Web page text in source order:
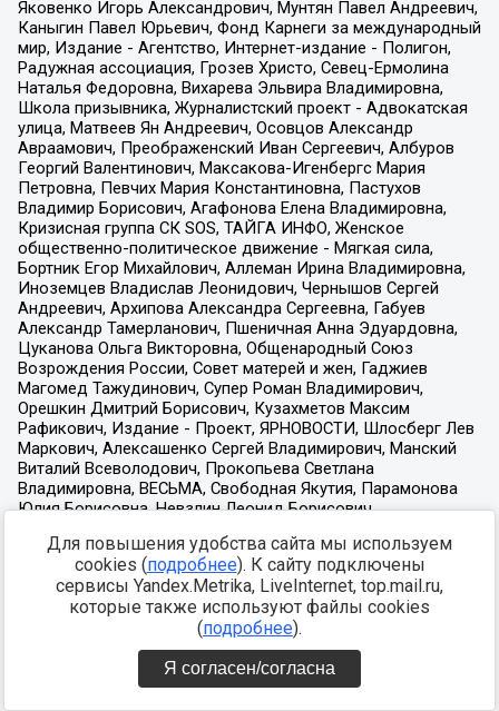
Для повышения удобства сайта мы используем
cookies (подробнее). К сайту подключены
сервисы Yandex.Metrika, LiveInternet, top.mail.ru,
которые также используют файлы cookies
(подробнее).
Я согласен/согласна